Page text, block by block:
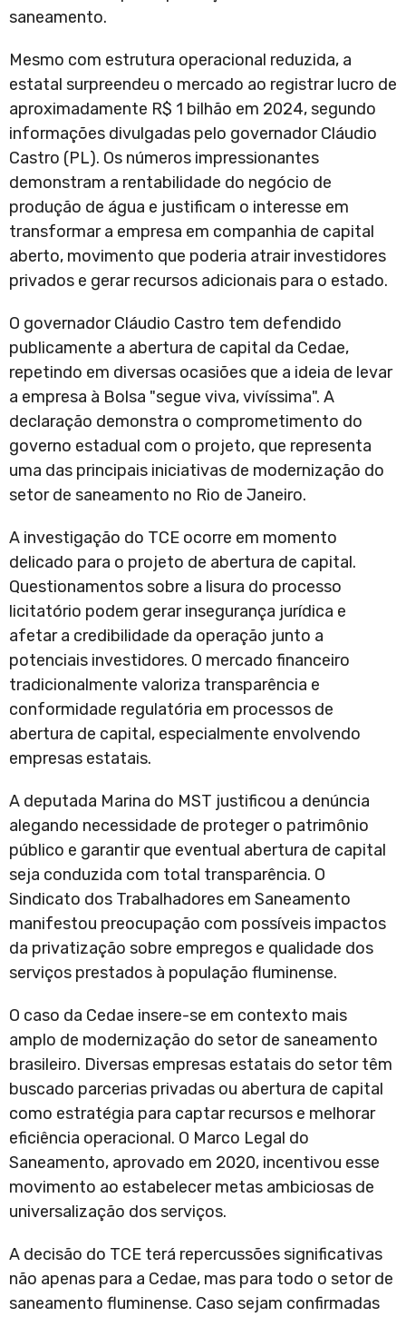
saneamento.
Mesmo com estrutura operacional reduzida, a
estatal surpreendeu o mercado ao registrar lucro de
aproximadamente R$ 1 bilhão em 2024, segundo
informações divulgadas pelo governador Cláudio
Castro (PL). Os números impressionantes
demonstram a rentabilidade do negócio de
produção de água e justificam o interesse em
transformar a empresa em companhia de capital
aberto, movimento que poderia atrair investidores
privados e gerar recursos adicionais para o estado.
O governador Cláudio Castro tem defendido
publicamente a abertura de capital da Cedae,
repetindo em diversas ocasiões que a ideia de levar
a empresa à Bolsa "segue viva, vivíssima". A
declaração demonstra o comprometimento do
governo estadual com o projeto, que representa
uma das principais iniciativas de modernização do
setor de saneamento no Rio de Janeiro.
A investigação do TCE ocorre em momento
delicado para o projeto de abertura de capital.
Questionamentos sobre a lisura do processo
licitatório podem gerar insegurança jurídica e
afetar a credibilidade da operação junto a
potenciais investidores. O mercado financeiro
tradicionalmente valoriza transparência e
conformidade regulatória em processos de
abertura de capital, especialmente envolvendo
empresas estatais.
A deputada Marina do MST justificou a denúncia
alegando necessidade de proteger o patrimônio
público e garantir que eventual abertura de capital
seja conduzida com total transparência. O
Sindicato dos Trabalhadores em Saneamento
manifestou preocupação com possíveis impactos
da privatização sobre empregos e qualidade dos
serviços prestados à população fluminense.
O caso da Cedae insere-se em contexto mais
amplo de modernização do setor de saneamento
brasileiro. Diversas empresas estatais do setor têm
buscado parcerias privadas ou abertura de capital
como estratégia para captar recursos e melhorar
eficiência operacional. O Marco Legal do
Saneamento, aprovado em 2020, incentivou esse
movimento ao estabelecer metas ambiciosas de
universalização dos serviços.
A decisão do TCE terá repercussões significativas
não apenas para a Cedae, mas para todo o setor de
saneamento fluminense. Caso sejam confirmadas